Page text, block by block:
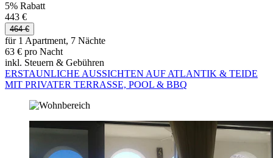
5% Rabatt
443 €
464 €
für 1 Apartment, 7 Nächte
63 € pro Nacht
inkl. Steuern & Gebühren
ERSTAUNLICHE AUSSICHTEN AUF ATLANTIK & TEIDE
MIT PRIVATER TERRASSE, POOL & BBQ